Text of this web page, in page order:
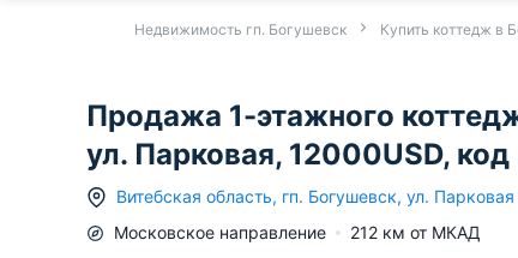
Недвижимость гп. Богушевск Купить коттедж в
Продажа 1-этажного
ул. Парковая, 12000USD,
Витебская область, гп. Богушевск, ул. Парковая
Московское направление 212 км от МКАД